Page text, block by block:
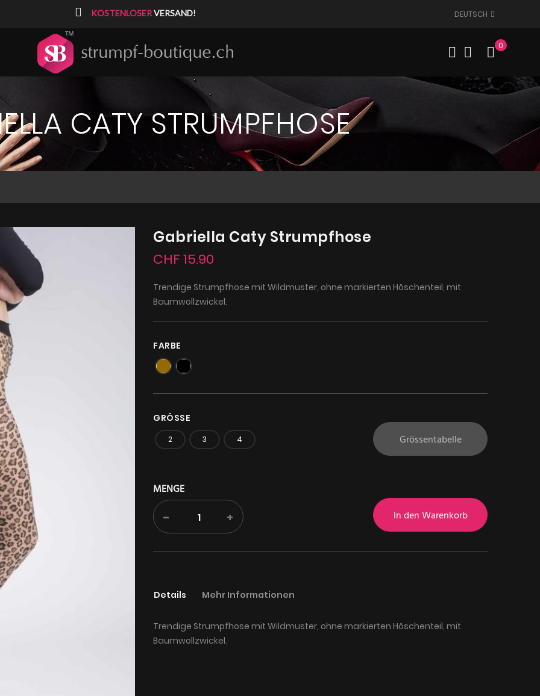
KOSTENLOSERVERSAND! DEUTSCH
0
CATY STRUMPFHOSE
Gabriella Caty Strumpfhose
CHF 15.90
Trendige Strumpfhose mit Wildmuster, ohne markierten Höschenteil, mit
Baumwollzwickel.
FARBE
GRÖSSE
2 3 4 Grössentabelle
MENGE
- + In den Warenkorb
Details
Trendige Strumpfhose mit Wildmuster, ohne markierten Höschenteil, mit
Baumwollzwickel.
Mehr Informationen